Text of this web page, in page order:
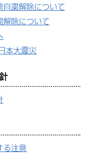
粛解除について
解除について
本大震災
る注意